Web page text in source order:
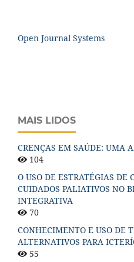
Open Journal Systems
MAIS LIDOS
CRENÇAS EM SAÚDE: UMA
104
O USO DE ESTRATÉGIAS DE
CUIDADOS PALIATIVOS NO
INTEGRATIVA
70
CONHECIMENTO E USO DE
ALTERNATIVOS PARA
55